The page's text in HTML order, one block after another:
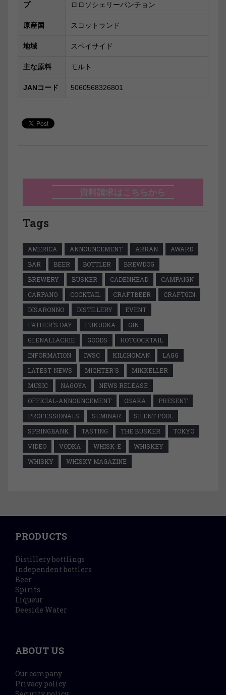
プ
ロロソシェリーパンチョン
原産国 スコットランド
地域 スペイサイド
主な原料 モルト
JANコード 5060568326801
資料請求はこちらから
Tags
AMERICA ANNOUNCEMENT ARRAN
AWARD
BAR
BEER BOTTLER
BREWDOG
BREWERY
BUSKER CADENHEAD
CAMPAIGN
CARPANO
COCKTAIL CRAFTBEER
CRAFTGIN
DISARONNO
DISTILLERY
EVENT
FATHER'S DAY
FUKUOKA
GIN
GLENALLACHIE
GOODS
HOTCOCKTAIL
INFORMATION
IWSC KILCHOMAN
LAGG
LATEST-NEWS
MICHTER'S
MIKKELLER
MUSIC
NAGOYA
NEWS RELEASE
OFFICIAL-ANNOUNCEMENT
OSAKA
PRESENT
PROFESSIONALS
SEMINAR
SILENT POOL
SPRINGBANK
TASTING THE BUSKER
TOKYO
VIDEO
VODKA WHISK-E
WHISKEY
WHISKY
WHISKY MAGAZINE
PRODUCTS
Distillery bottlings
Independent bottlers
Beer
Spirits
Liqueur
Deeside Water
ABOUT US
Our company
Privacy policy